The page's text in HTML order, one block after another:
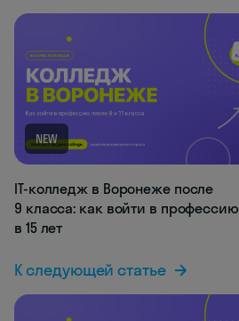
NEW
IT-колледж в Воронеже после
9 класса: как войти в профессию
в 15 лет
К следующей статье